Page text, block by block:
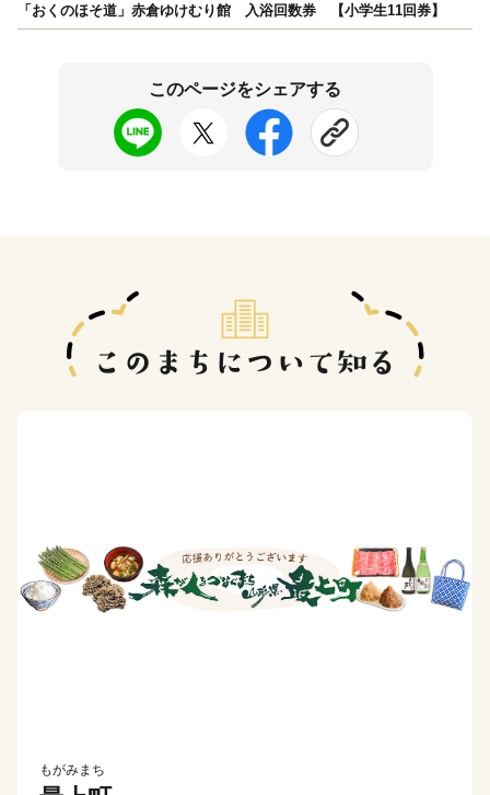
「おくのほそ道」赤倉ゆけむり館 入浴回数券 【小学生11回券】
このページをシェアする
もがみまち